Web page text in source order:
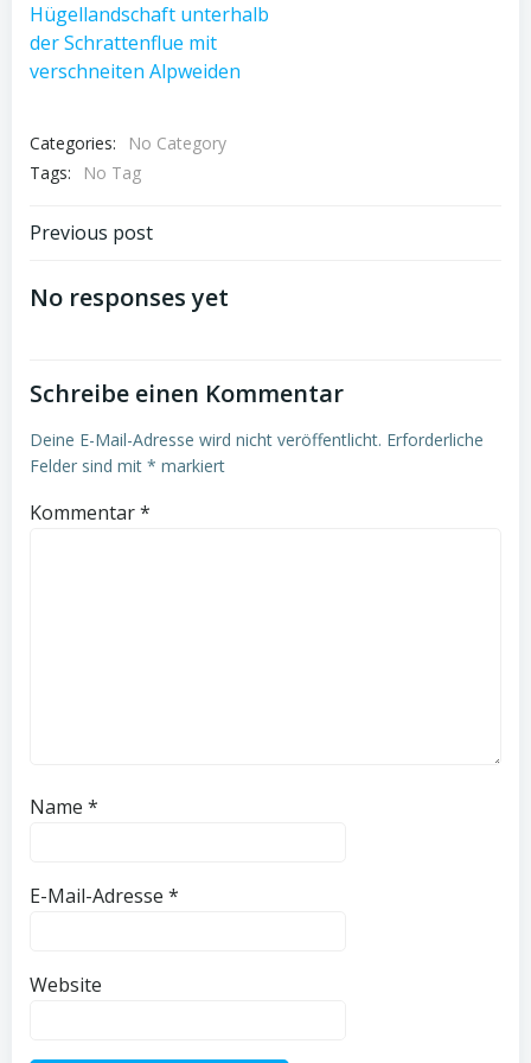
Categories:
No Category
Tags:
No Tag
Post
navigation
Previous post
No responses yet
Schreibe einen Kommentar
Deine E-Mail-Adresse wird nicht veröffentlicht. Erforderliche
Felder sind mit * markiert
Kommentar*
Name *
E-Mail-Adresse *
Website